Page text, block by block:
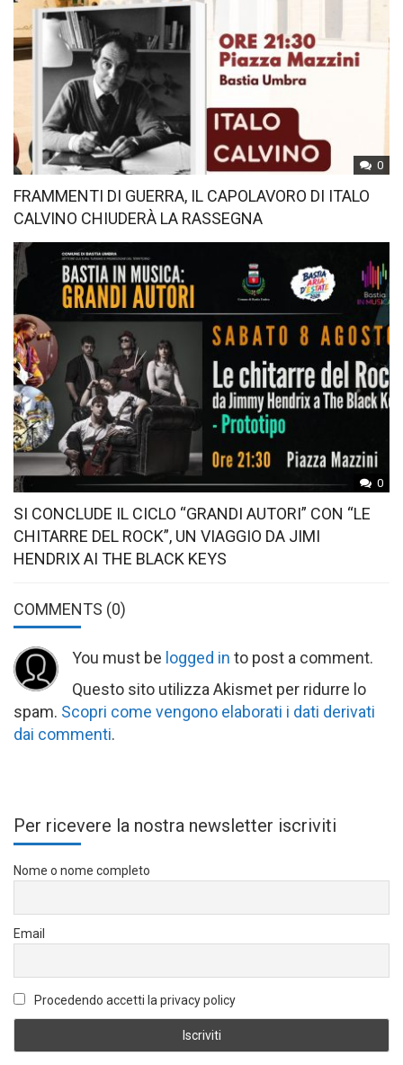
0
FRAMMENTI DI GUERRA, IL CAPOLAVORO DI ITALO
CALVINO CHIUDERÀ LA RASSEGNA
0
SI CONCLUDE IL CICLO “GRANDI AUTORI” CON “LE
CHITARRE DEL ROCK”, UN VIAGGIO DA JIMI
HENDRIX AI THE BLACK KEYS
COMMENTS (0)
You must be logged in to post a comment.
Questo sito utilizza Akismet per ridurre lo
spam. Scopri come vengono elaborati i dati derivati
dai commenti.
Per ricevere la nostra newsletter iscriviti
Nome o nome completo
Email
Procedendo accetti la privacy policy